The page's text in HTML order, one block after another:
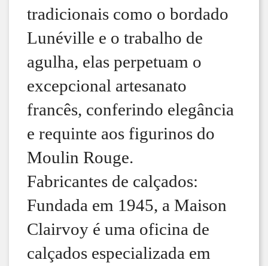
tradicionais como o bordado
Lunéville e o trabalho de
agulha, elas perpetuam o
excepcional artesanato
francês, conferindo elegância
e requinte aos figurinos do
Moulin Rouge.
Fabricantes de calçados:
Fundada em 1945, a Maison
Clairvoy é uma oficina de
calçados especializada em